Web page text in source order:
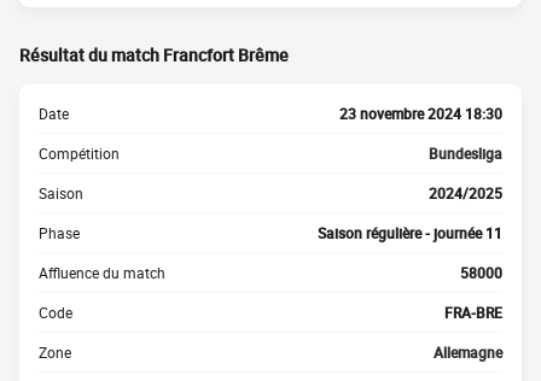
Résultat du match Francfort Brême
Date 23 novembre 2024 18:30
Compétition Bundesliga
Saison 2024/2025
Phase Saison régulière - journée 11
Affluence du match 58000
Code FRA-BRE
Zone Allemagne